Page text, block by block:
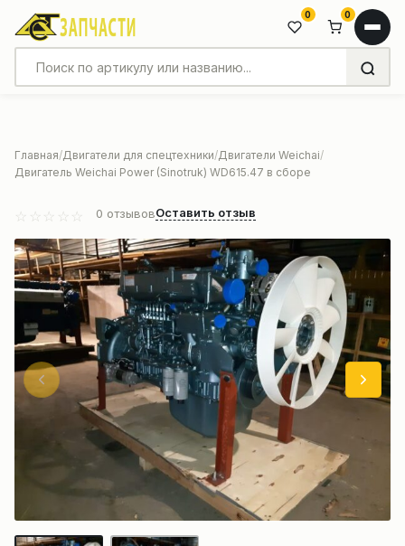
0 0
Главная Двигатели для спецтехники Двигатели Weichai
Двигатель Weichai Power (Sinotruk) WD615.47 в сборе
0 отзывовОставить отзыв